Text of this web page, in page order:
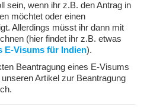
sein, wenn ihr z.B. den Antrag in
möchtet oder einen
Allerdings müsst ihr dann mit
(hier findet ihr z.B. etwas
E-Visums für Indien).
Beantragung eines E-Visums
Artikel zur Beantragung